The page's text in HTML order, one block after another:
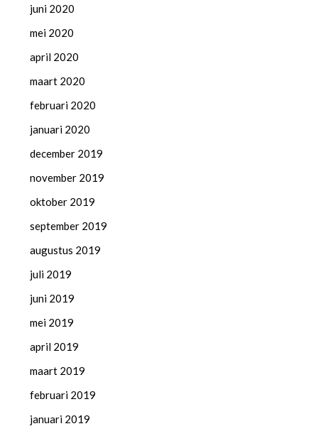
juni 2020
mei 2020
april 2020
maart 2020
februari 2020
januari 2020
december 2019
november 2019
oktober 2019
september 2019
augustus 2019
juli 2019
juni 2019
mei 2019
april 2019
maart 2019
februari 2019
januari 2019